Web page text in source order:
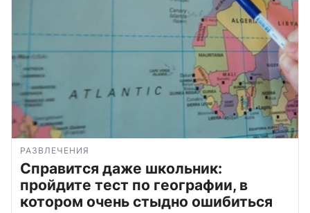
РАЗВЛЕЧЕНИЯ
Справится даже школьник:
пройдите тест по географии, в
котором очень стыдно ошибиться